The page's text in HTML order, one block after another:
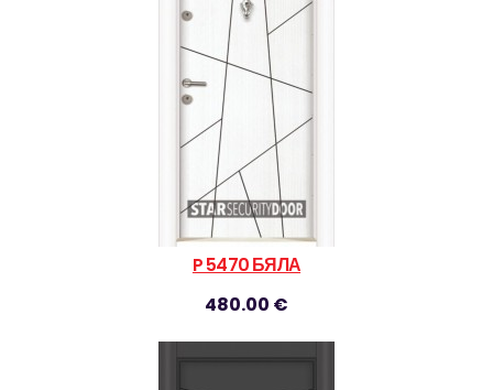
P 5470 БЯЛА
480.00 €